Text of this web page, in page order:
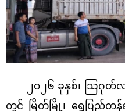
၂၀၂၆ ခုနှစ်၊ သြဂုတ်
တွင် မြိတ်မြို့၊ ရွှေပြည်တ